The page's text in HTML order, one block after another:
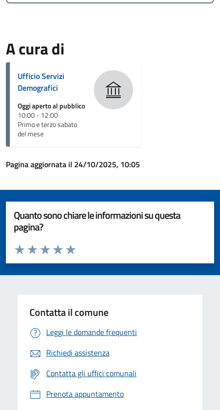
A cura di
Ufficio Servizi
Demografici
Oggi aperto al pubblico
10:00 - 12:00
Primo e terzo sabato
del mese
Pagina aggiornata il 24/10/2025, 10:05
Quanto sono chiare le informazioni su questa
pagina?
Valuta da 1 a 5 stelle la pagina
Valuta 5 stelle su 5
Valuta 4 stelle su 5
Valuta 3 stelle su 5
Valuta 2 stelle su 5
Valuta 1 stelle su 5
Contatta il comune
Leggi le domande frequenti
Richiedi assistenza
Contatta gli uffici comunali
Prenota appuntamento